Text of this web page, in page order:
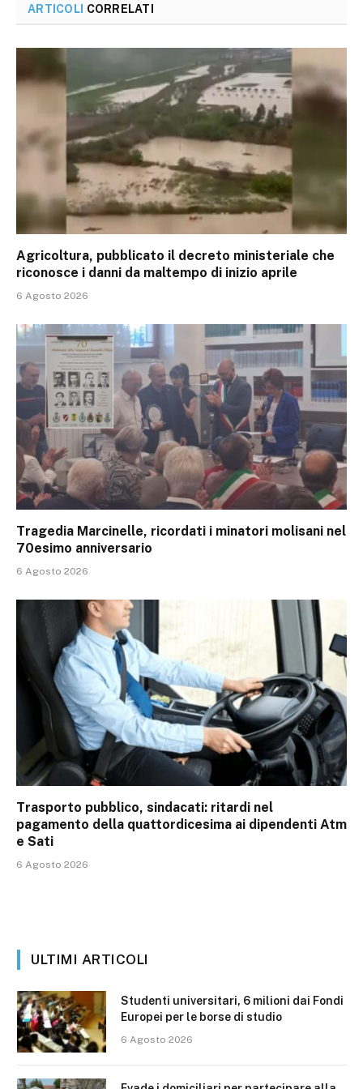
ARTICOLI CORRELATI
Agricoltura, pubblicato il decreto ministeriale che
riconosce i danni da maltempo di inizio aprile
6 Agosto 2026
Tragedia Marcinelle, ricordati i minatori molisani nel
70esimo anniversario
6 Agosto 2026
Trasporto pubblico, sindacati: ritardi nel
pagamento della quattordicesima ai dipendenti Atm
e Sati
6 Agosto 2026
ULTIMI ARTICOLI
Studenti universitari, 6 milioni dai Fondi
Europei per le borse di studio
6 Agosto 2026